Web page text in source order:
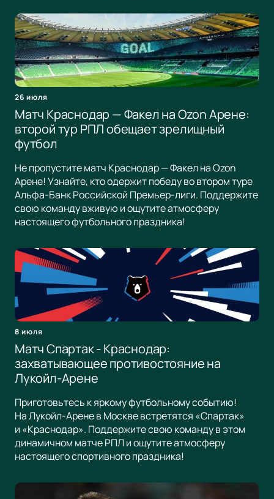
26 июля
Матч Краснодар — Факел на Ozon Арене:
второй тур РПЛ обещает зрелищный
футбол
Не пропустите матч Краснодар — Факел на Ozon
Арене! Узнайте, кто одержит победу во втором туре
Альфа-Банк Российской Премьер-лиги. Поддержите
свою команду вживую и ощутите атмосферу
настоящего футбольного праздника!
8 июля
Матч Спартак - Краснодар:
захватывающее противостояние на
Лукойл-Арене
Приготовьтесь к яркому футбольному событию!
На Лукойл-Арене в Москве встретятся «Спартак»
и «Краснодар». Поддержите свою команду в этом
динамичном матче РПЛ и ощутите атмосферу
настоящего спортивного праздника!